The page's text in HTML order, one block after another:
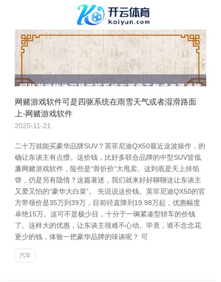
网赌游戏软件可是四驱系统在雨雪天气或者湿滑路面
上-网赌游戏软件
2025-11-21
二十万就能买豪华品牌SUV？英菲尼迪QX50最近这波操作，的
确让东谈主有点懵。这价钱，比好多联合品牌的中型SUV皆低
廉网赌游戏软件，险些是“骨折价”大甩卖。这到底是天上掉馅
饼，仍是另有隐情？这篇著述，我们就来好好聊聊这让东谈主
又爱又怕的“豪华大白菜”。 先说说这价钱。英菲尼迪QX50的官
方带领价是35万到39万，目前径直降到19.98万起，优惠幅度
卓绝15万。这可不是极少目，十分于一辆紧凑型轿车的价钱
了。这样大的优惠，让东谈主很难不心动。毕竟，谁不念念花
更少的钱，体验一把豪华品牌的味谈呢？ 可
汽车